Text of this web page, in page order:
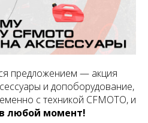
предложением — акция
и допоборудование,
с техникой CFMOTO, и
любой момент!